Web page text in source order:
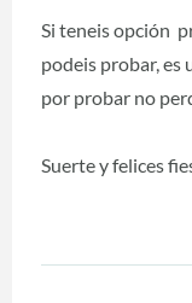
Si teneis opción
podeis probar, es
por probar no
Suerte y felices